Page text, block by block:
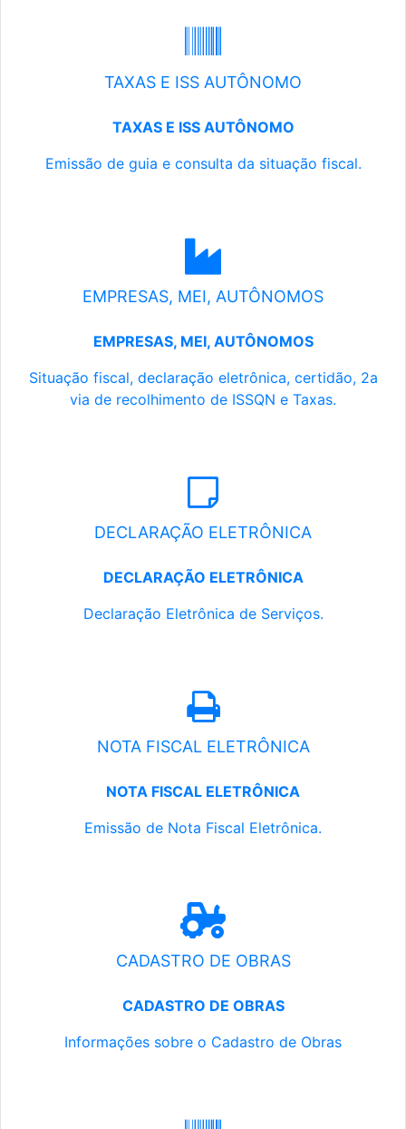
TAXAS E ISS AUTÔNOMO
TAXAS E ISS AUTÔNOMO
Emissão de guia e consulta da situação fiscal.
EMPRESAS, MEI, AUTÔNOMOS
EMPRESAS, MEI, AUTÔNOMOS
Situação fiscal, declaração eletrônica, certidão, 2a
via de recolhimento de ISSQN e Taxas.
DECLARAÇÃO ELETRÔNICA
DECLARAÇÃO ELETRÔNICA
Declaração Eletrônica de Serviços.
NOTA FISCAL ELETRÔNICA
NOTA FISCAL ELETRÔNICA
Emissão de Nota Fiscal Eletrônica.
CADASTRO DE OBRAS
CADASTRO DE OBRAS
Informações sobre o Cadastro de Obras